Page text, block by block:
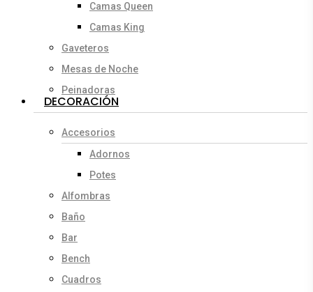
Camas Queen
Camas King
Gaveteros
Mesas de Noche
Peinadoras
DECORACIÓN
Accesorios
Adornos
Potes
Alfombras
Baño
Bar
Bench
Cuadros